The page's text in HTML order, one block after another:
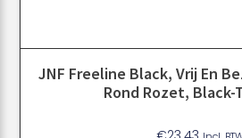
JNF Freeline Black, Vrij En
Rond Rozet,